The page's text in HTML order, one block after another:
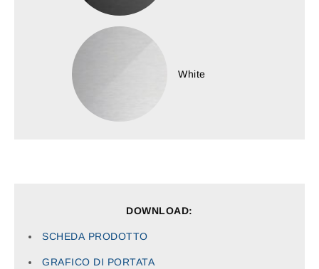
White
DOWNLOAD:
SCHEDA PRODOTTO
GRAFICO DI PORTATA